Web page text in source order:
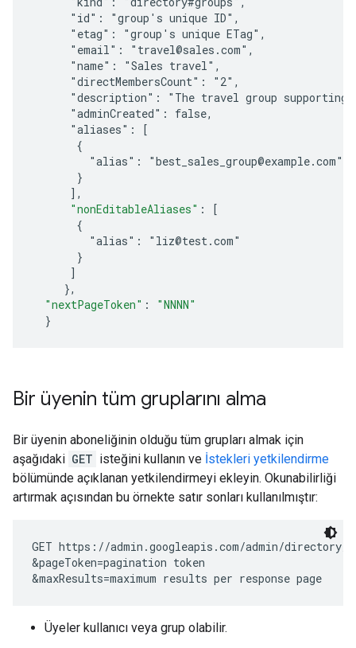
      "id": "
group's unique ID",
      "etag": "
group's unique ETag",
      "email": "travel@sales.com",
      "name": "Sales travel",
      "directMembersCount": "2",
"description": "The travel group supporting
      "adminCreated": false,
      "aliases": [
       {
         "alias": "best_sales_group@example.com"
       }
] ,
"nonEditableAliases" :
[
       {
         "alias": "liz@test.com"
       }
]
},
"nextPageToken" :
"NNNN"
}
Bir üyenin tüm gruplarını alma
Bir üyenin aboneliğinin olduğu tüm grupları almak için
aşağıdaki GET isteğini kullanın ve İstekleri yetkilendirme
bölümünde açıklanan yetkilendirmeyi ekleyin. Okunabilirliği
artırmak açısından bu örnekte satır sonları kullanılmıştır:
GET https://admin.googleapis.com/admin/directory/
&pageToken=pagination token
&maxResults=maximum results per response page
Üyeler kullanıcı veya grup olabilir.